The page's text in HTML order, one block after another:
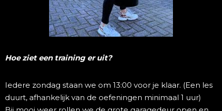
Hoe ziet een training er uit?
Iedere zondag staan we om 13:00 voor je klaar. (Een les
duurt, afhankelijk van de oefeningen minimaal 1 uur)